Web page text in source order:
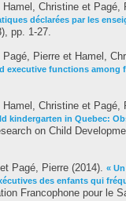
Hamel, Christine et Pagé,
déclarées par les
pp. 1-27.
Pagé, Pierre et Hamel,
executive functions among
Hamel, Christine et Pagé,
kindergarten in Quebec:
on Child
et Pagé, Pierre (2014). «
des enfants qui
Francophone pour le